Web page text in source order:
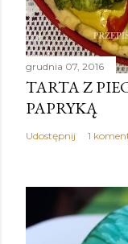
grudnia 07, 2016
TARTA Z
PAPRYKĄ
Udostępnij 1